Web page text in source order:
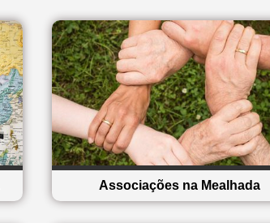
Associações na Mealhada